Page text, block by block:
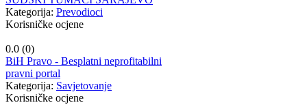
Kategorija: Prevodioci
Korisničke ocjene
0.0 (0)
BiH Pravo - Besplatni neprofitabilni
pravni portal
Kategorija: Savjetovanje
Korisničke ocjene